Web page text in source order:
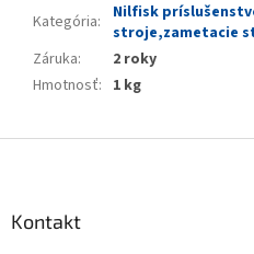
Kategória:
Nilfisk
stroje,zametacie
Záruka:
2 roky
Hmotnosť: 1 kg
Kontakt